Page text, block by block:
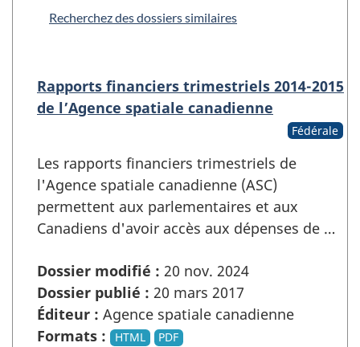
Recherchez des dossiers similaires
Rapports financiers trimestriels 2014-2015
de l’Agence spatiale canadienne
Fédérale
Les rapports financiers trimestriels de
l'Agence spatiale canadienne (ASC)
permettent aux parlementaires et aux
Canadiens d'avoir accès aux dépenses de …
Dossier modifié : 20 nov. 2024
Dossier publié : 20 mars 2017
Éditeur : Agence spatiale canadienne
Formats :
HTML PDF